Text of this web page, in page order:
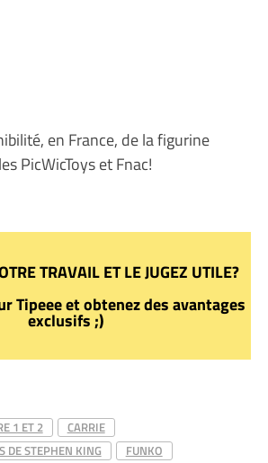
en France, de la figurine
PicWicToys et Fnac!
TRAVAIL ET LE JUGEZ UTILE?
Tipeee et obtenez des avantages
exclusifs ;)
1 ET 2
CARRIE
DE STEPHEN KING
FUNKO